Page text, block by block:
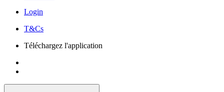
Login
T&Cs
Téléchargez l'application